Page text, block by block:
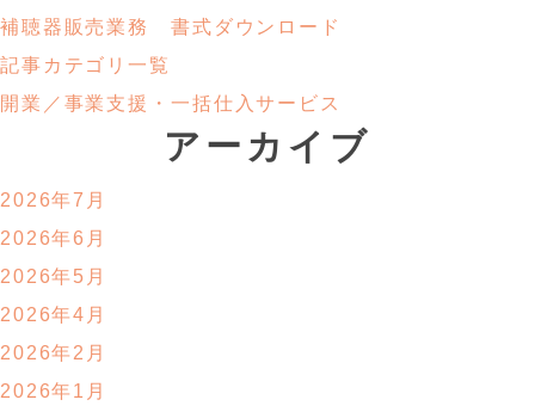
補聴器販売業務
書式ダウンロード
記事カテゴリ一覧
開業／事業支援・ 一括仕入サービス
アーカイブ
2026年7月
2026年6月
2026年5月
2026年4月
2026年2月
2026年1月